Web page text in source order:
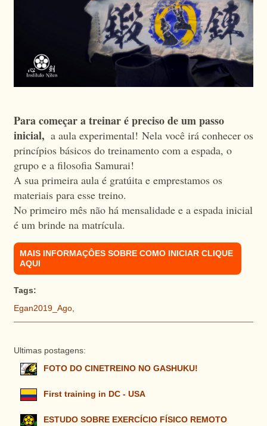
Para começar a treinar é preciso de um passo
inicial, a aula experimental! Nela você irá conhecer os
princípios básicos do treinamento com a espada, o
grupo e a filosofia Samurai!
A sua primeira aula é gratúita e emprestamos os
materiais para esse treino.
No primeiro mês não há mensalidade e a espada inicial
é um brinde na matrícula.
MAIS INFORMAÇÔES SOBRE COMO INICIAR CLIQUE
AQUI
Tags:
Egan2019_Ago,
Ultimas postagens:
FOTO DO CINETREINO NO GASHUKU!
First training in DC - USA
ESTUDO SOBRE EXERCÍCIO FÍSICO REMOTO